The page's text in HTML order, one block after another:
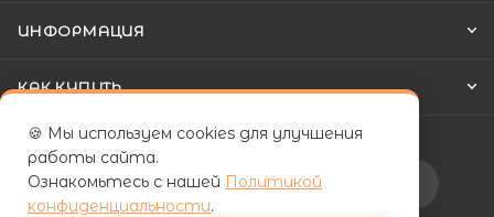
ИНФОРМАЦИЯ
КАК КУПИТЬ
Подписаться на рассылку
🍪 Мы используем cookies для улучшения
работы сайта.
Ознакомьтесь с нашей Политикой
конфиденциальности.